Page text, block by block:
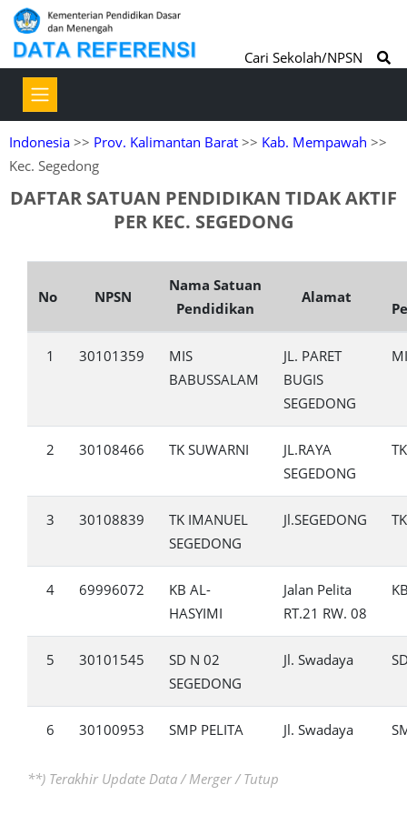
Cari Sekolah/NPSN
Indonesia >> Prov. Kalimantan Barat >> Kab. Mempawah >>
Kec. Segedong
DAFTAR SATUAN PENDIDIKAN TIDAK AKTIF
PER KEC. SEGEDONG
No NPSN
Nama Satuan
Pendidikan
Alamat
1 30101359
MIS
BABUSSALAM
JL. PARET
BUGIS
SEGEDONG
MI
2 30108466 TK SUWARNI
JL.RAYA
SEGEDONG
TK
3 30108839
TK IMANUEL
SEGEDONG
Jl.SEGEDONG TK
4 69996072
KB AL-
HASYIMI
Jalan Pelita
RT.21 RW. 08
5 30101545
SD N 02
SEGEDONG
Jl. Swadaya
6 30100953 SMP PELITA Jl. Swadaya
**) Terakhir Update Data / Merger / Tutup